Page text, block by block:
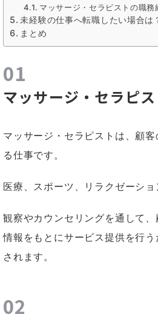
マッサージ・セラピストの職
未経験の仕事へ転職したい場合は
まとめ
マッサージ・セラピ
マッサージ・セラピストは、顧
る仕事です。
医療、スポーツ、リラクゼーシ
観察やカウンセリングを通して
情報をもとにサービス提供を行
されます。